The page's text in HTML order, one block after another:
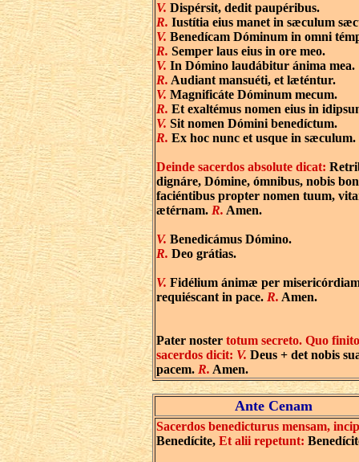
V. Dispérsit, dedit paupéribus.
R. Iustítia eius manet in sæculum
V. Benedícam Dóminum in omni
R. Semper laus eius in ore meo.
V. In Dómino laudábitur ánima mea.
R. Audiant mansuéti, et læténtur.
V. Magnificáte Dóminum mecum.
R. Et exaltémus nomen eius in
V. Sit nomen Dómini benedíctum.
R. Ex hoc nunc et usque in sæculum.
Deinde sacerdos absolute dicat:
dignáre, Dómine, ómnibus, nobis
faciéntibus propter nomen tuum,
ætérnam. R. Amen.
V. Benedicámus Dómino.
R. Deo grátias.
V. Fidélium ánimæ per
requiéscant in pace. R. Amen.
Pater noster totum secreto. Quo
sacerdos dicit: V. Deus + det nobis
pacem. R. Amen.
Ante Cenam
Sacerdos benedicturus mensam,
Benedícite, Et alii repetunt: